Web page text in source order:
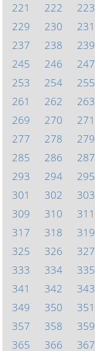
221
222 223
229
230 231
237
238 239
245
246 247
253
254 255
261
262 263
269
270 271
277
278 279
285
286 287
293
294 295
301
302 303
309
310 311
317
318 319
325
326 327
333
334 335
341
342 343
349
350 351
357
358 359
365
366 367